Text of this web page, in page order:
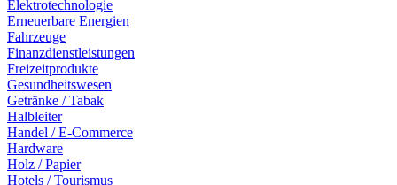
Elektrotechnologie
Erneuerbare Energien
Fahrzeuge
Finanzdienstleistungen
Freizeitprodukte
Gesundheitswesen
Getränke / Tabak
Halbleiter
Handel / E-Commerce
Hardware
Holz / Papier
Hotels / Tourismus